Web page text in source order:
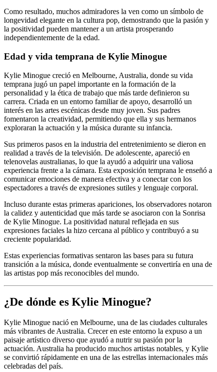
Como resultado, muchos admiradores la ven como un símbolo de
longevidad elegante en la cultura pop, demostrando que la pasión y
la positividad pueden mantener a un artista prosperando
independientemente de la edad.
Edad y vida temprana de Kylie Minogue
Kylie Minogue creció en Melbourne, Australia, donde su vida
temprana jugó un papel importante en la formación de la
personalidad y la ética de trabajo que más tarde definieron su
carrera. Criada en un entorno familiar de apoyo, desarrolló un
interés en las artes escénicas desde muy joven. Sus padres
fomentaron la creatividad, permitiendo que ella y sus hermanos
exploraran la actuación y la música durante su infancia.
Sus primeros pasos en la industria del entretenimiento se dieron en
realidad a través de la televisión. De adolescente, apareció en
telenovelas australianas, lo que la ayudó a adquirir una valiosa
experiencia frente a la cámara. Esta exposición temprana le enseñó a
comunicar emociones de manera efectiva y a conectar con los
espectadores a través de expresiones sutiles y lenguaje corporal.
Incluso durante estas primeras apariciones, los observadores notaron
la calidez y autenticidad que más tarde se asociaron con la Sonrisa
de Kylie Minogue. La positividad natural reflejada en sus
expresiones faciales la hizo cercana al público y contribuyó a su
creciente popularidad.
Estas experiencias formativas sentaron las bases para su futura
transición a la música, donde eventualmente se convertiría en una de
las artistas pop más reconocibles del mundo.
¿De dónde es Kylie Minogue?
Kylie Minogue nació en Melbourne, una de las ciudades culturales
más vibrantes de Australia. Crecer en este entorno la expuso a un
paisaje artístico diverso que ayudó a nutrir su pasión por la
actuación. Australia ha producido muchos artistas notables, y Kylie
se convirtió rápidamente en una de las estrellas internacionales más
celebradas del país.